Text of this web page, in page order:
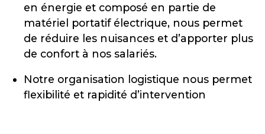
en énergie et composé en partie de
matériel portatif électrique, nous permet
de réduire les nuisances et d’apporter plus
de confort à nos salariés.
Notre organisation logistique nous permet
flexibilité et rapidité d’intervention